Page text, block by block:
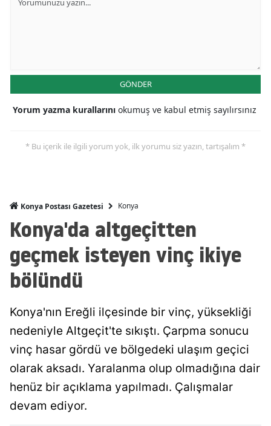
Kırşehir
Kütahya
Kahramanmaraş
Mardin
Nevşehir
Niğde
Ordu
GÖNDER
Yorum yazma kurallarını okumuş ve kabul etmiş sayılırsınız
* Bu içerik ile ilgili yorum yok, ilk yorumu siz yazın, tartışalım *
Konya Postası Gazetesi Konya
Konya'da altgeçitten
geçmek isteyen vinç ikiye
bölündü
Konya'nın Ereğli ilçesinde bir vinç, yüksekliği
nedeniyle Altgeçit'te sıkıştı. Çarpma sonucu
vinç hasar gördü ve bölgedeki ulaşım geçici
olarak aksadı. Yaralanma olup olmadığına dair
henüz bir açıklama yapılmadı. Çalışmalar
devam ediyor.